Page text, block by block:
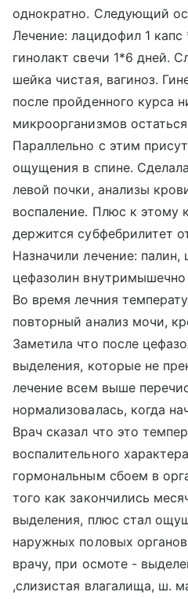
однократно. Следующий
Лечение: лацидофил 1 капс
гинолакт свечи 1*6 дней.
шейка чистая, вагиноз.
после пройденного курса
микроорганизмов
Параллельно с этим
ощущения в спине.
левой почки, анализы
воспаление. Плюс к этому
держится субфебрилитет
Назначили лечение: палин,
цефазолин
Во время лечния
повторный анализ мочи,
Заметила что после
выделения, которые не
лечение всем выше
нормализовалась, когда
Врач сказал что это
воспалительного
гормональным сбоем в
того как закончились
выделения, плюс стал
наружных половых
врачу, при осмоте -
,слизистая влагалища, ш.